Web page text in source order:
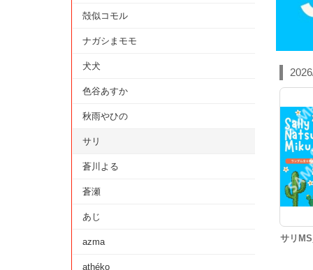
サリ
殻似コモル
ナガシまモモ
犬犬
色谷あすか
秋雨やひの
サリ
蒼川よる
蒼瀬
あじ
azma
athéko